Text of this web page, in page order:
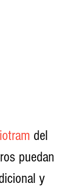
del
puedan
y